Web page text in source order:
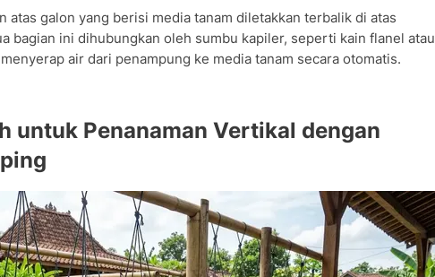
atas galon yang berisi media tanam diletakkan terbalik di atas
bagian ini dihubungkan oleh sumbu kapiler, seperti kain flanel atau
air dari penampung ke media tanam secara otomatis.
untuk Penanaman Vertikal dengan